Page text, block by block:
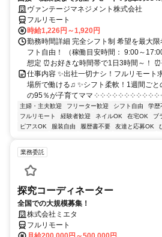
ヴァンテージマネジメント株式会社
フルリモート
時給1,226円～1,920円
勤務時間詳細 完全シフト制 希望を最大
フト自由！ （稼働目安時間： 9:00～
想定 ⏰お好きな時間帯で1日3時間～！ ⏰
仕事内容 ✨出社一切ナシ！フルリモート
場所で働ける♫ ✨シフト柔軟！1週間ごと
の95％が子育てママ ༶ ༶ ༶ ༶ ༶ ༶ ༶ ༶ ༶ ༶ ༶
主婦・主夫歓迎 フリーター歓迎 シフト自由 学歴
フルリモート
経験者歓迎 ネイルOK 在宅OK ブ
ピアスOK
服装自由 履歴書不要 友達と応募OK
業務委託
探究コーディネーター
全国での大規模募集！
株式会社ミエタ
フルリモート